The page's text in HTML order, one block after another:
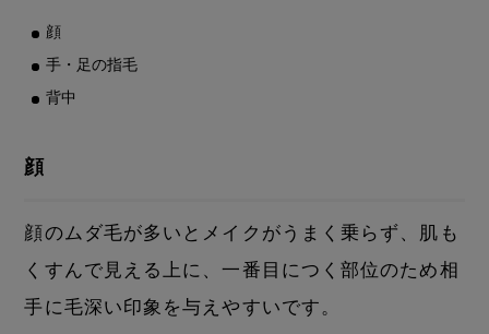
顔
手・足の指毛
背中
顔
顔のムダ毛が多いとメイクがうまく乗らず、肌も
くすんで見える上に、一番目につく部位のため相
手に毛深い印象を与えやすいです。